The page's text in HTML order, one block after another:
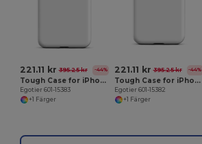
221.11 kr 395.25 kr -44%
Tough Case for iPhone 11 Pro Max
Egotier 601-15383
+1 Färger
221.11 kr 395.25 kr -44%
Tough Case for iPhone 11 Pro
Egotier 601-15382
+1 Färger